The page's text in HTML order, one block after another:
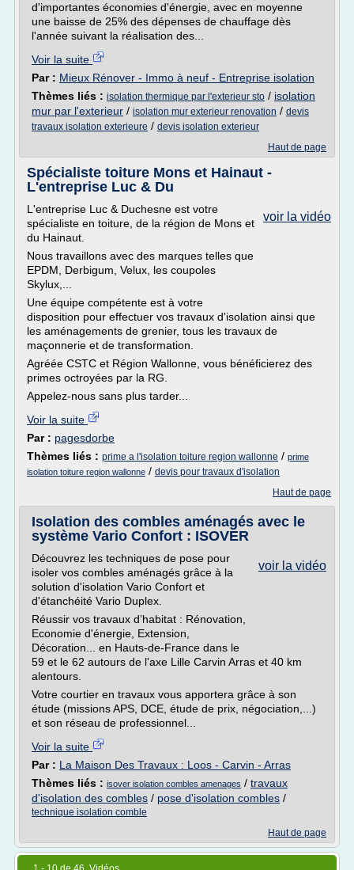
d'importantes économies d'énergie, avec en moyenne
une baisse de 25% des dépenses de chauffage dès
l'année suivant la réalisation des...
Voir la suite
Par : Mieux Rénover - Immo à neuf - Entreprise isolation
Thèmes liés : isolation thermique par l'exterieur sto / isolation
mur par l'exterieur / isolation mur exterieur renovation / devis
travaux isolation exterieure / devis isolation exterieur
Haut de page
Spécialiste toiture Mons et Hainaut -
L'entreprise Luc & Du
voir la vidéo
L'entreprise Luc & Duchesne est votre
spécialiste en toiture, de la région de Mons et
du Hainaut.
Nous travaillons avec des marques telles que
EPDM, Derbigum, Velux, les coupoles
Skylux,...
Une équipe compétente est à votre
disposition pour effectuer vos travaux d'isolation ainsi que
les aménagements de grenier, tous les travaux de
maçonnerie et de transformation.
Agréée CSTC et Région Wallonne, vous bénéficierez des
primes octroyées par la RG.
Appelez-nous sans plus tarder...
Voir la suite
Par : pagesdorbe
Thèmes liés : prime a l'isolation toiture region wallonne / prime
isolation toiture region wallonne / devis pour travaux d'isolation
Haut de page
Isolation des combles aménagés avec le
système Vario Confort : ISOVER
voir la vidéo
Découvrez les techniques de pose pour
isoler vos combles aménagés grâce à la
solution d'isolation Vario Confort et
d'étanchéité Vario Duplex.
Réussir vos travaux d’habitat : Rénovation,
Economie d'énergie, Extension,
Décoration... en Hauts-de-France dans le
59 et le 62 autours de l'axe Lille Carvin Arras et 40 km
alentours.
Votre courtier en travaux vous apportera grâce à son
étude (missions APS, DCE, étude de prix, négociation,...)
et son réseau de professionnel...
Voir la suite
Par : La Maison Des Travaux : Loos - Carvin - Arras
Thèmes liés : isover isolation combles amenages / travaux
d'isolation des combles / pose d'isolation combles /
technique isolation comble
Haut de page